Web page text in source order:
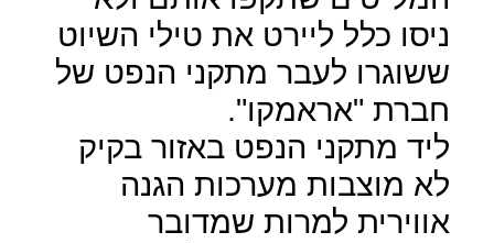
ניסו כלל ליירט את טילי השיוט
ששוגרו לעבר מתקני הנפט של
חברת "אראמקו".
ליד מתקני הנפט באזור בקיק
לא מוצבות מערכות הגנה
אווירית למרות שמדובר